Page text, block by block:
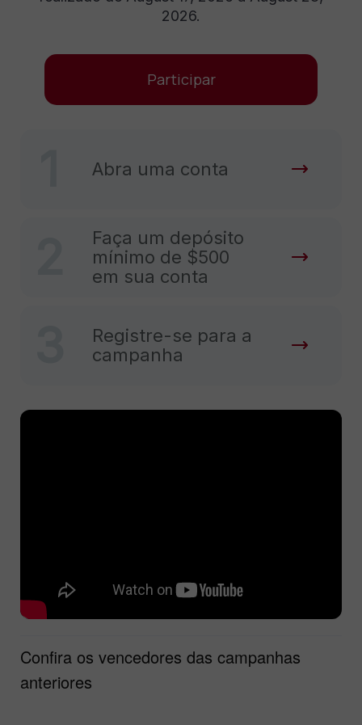
2026.
Participar
Abra uma conta
Faça um depósito
mínimo de $500
em sua conta
Registre-se para a
campanha
Confira os vencedores das campanhas
anteriores